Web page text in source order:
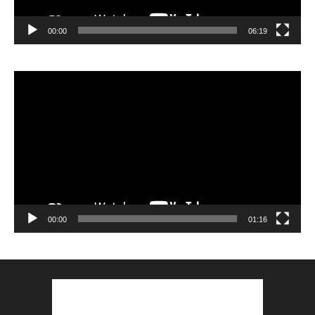
00:00 06:19
00:00 01:16